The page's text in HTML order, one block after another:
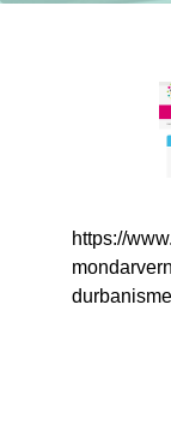
https://